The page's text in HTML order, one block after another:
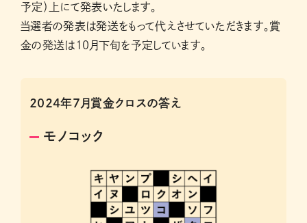
予定）上にて発表いたします。
当選者の発表は発送をもって代えさせていただきます。賞
金の発送は10月下旬を予定しています。
2024年7月賞金クロスの答え
モノコック